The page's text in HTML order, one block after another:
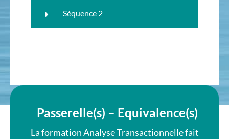
Séquence 2
Passerelle(s) – Equivalence(s)
La formation Analyse Transactionnelle fait